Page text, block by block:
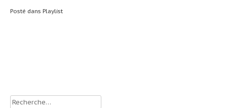
Posté dans Playlist
Rechercher :